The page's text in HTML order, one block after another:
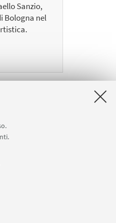
Sanzio,
Bologna nel